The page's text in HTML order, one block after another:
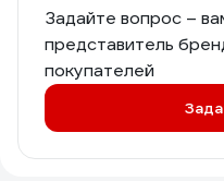
Задайте вопрос –
представитель
покупателей